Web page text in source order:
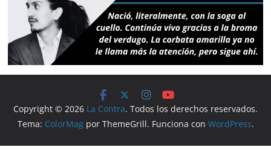
Copyright © 2026 La Contra. Todos los derechos reservados.
Tema: ColorMagpor ThemeGrill. Funciona con WordPress.